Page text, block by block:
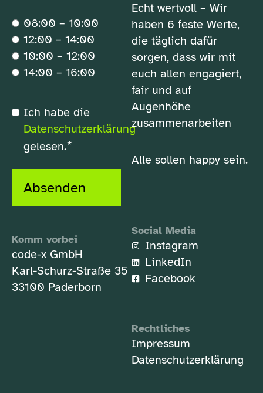
08:00 – 10:00
12:00 – 14:00
10:00 – 12:00
14:00 – 16:00
Datenschutzerklärung
Ich habe die
Datenschutzerklärung
gelesen.*
Absenden
Komm vorbei
code-x GmbH
Karl-Schurz-Straße 35
33100 Paderborn
Echt wertvoll – Wir
haben 6 feste Werte,
die täglich dafür
sorgen, dass wir mit
euch allen engagiert,
fair und auf
Augenhöhe
zusammenarbeiten
Alle sollen happy sein.
Social Media
Instagram
LinkedIn
Facebook
Rechtliches
Impressum
Datenschutzerklärung